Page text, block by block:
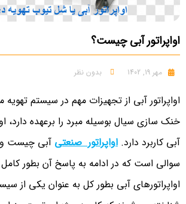
اواپراتور آبی چیست؟
مهر 19, 1402 بدون نظر
اواپراتور آبی از تجهیزات مهم در سیستم
خنک سازی سیال بوسیله مبرد را برعهده دارد،
آبی کاربرد دارد. اواپراتور صنعتی آبی چیست و
سوالی است که در ادامه به پاسخ آن بطور
اواپراتورهای آبی بطور کل به عنوان یکی از